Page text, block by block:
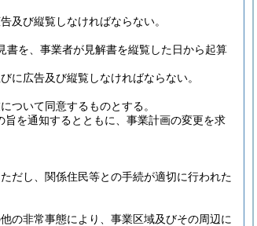
及び縦覧しなければならない。
を、事業者が見解書を縦覧した日から起算
に広告及び縦覧しなければならない。
ついて同意するものとする。
を通知するとともに、事業計画の変更を求
ただし、関係住民等との手続が適切に行われた
の非常事態により、事業区域及びその周辺に